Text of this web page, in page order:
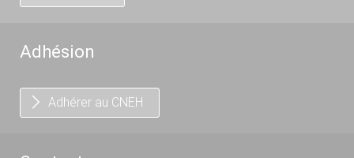
Adhésion
Adhérer au CNEH